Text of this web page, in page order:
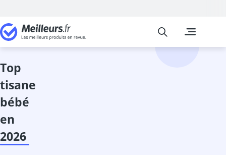
Cuisine et
Abattant wc
Meilleurs
top
tisane
bébé
en
2026